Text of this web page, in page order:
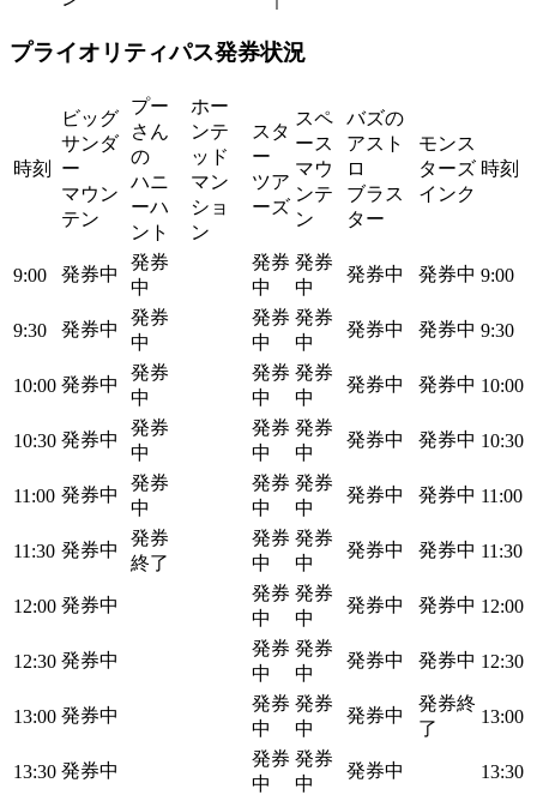
プライオリティパス発券状況
時刻
ビッグ
サンダ
ー
マウン
テン
プー
さん
の
ハニ
ーハ
ント
ホー
ンテ
ッド
マン
ショ
ン
スタ
ー
ツア
ーズ
スペ
ース
マウ
ンテ
ン
バズの
アスト
ロ
ブラス
ター
モンス
ターズ
インク
時刻
9:00 発券中
発券
中
発券
中
発券
中
発券中 発券中 9:00
9:30 発券中
発券
中
発券
中
発券
中
発券中 発券中 9:30
10:00 発券中
発券
中
発券
中
発券
中
発券中 発券中 10:00
10:30 発券中
発券
中
発券
中
発券
中
発券中 発券中 10:30
11:00 発券中
発券
中
発券
中
発券
中
発券中 発券中 11:00
11:30 発券中
発券
終了
発券
中
発券
中
発券中 発券中 11:30
12:00 発券中
発券
中
発券
中
発券中 発券中 12:00
12:30 発券中
発券
中
発券
中
発券中 発券中 12:30
13:00 発券中
発券
中
発券
中
発券中
発券終
了
13:00
13:30 発券中
発券
中
発券
中
発券中 13:30